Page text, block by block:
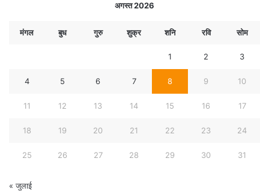
अगस्त 2026
मंगल बुध गुरु शुक्र शनि रवि सोम
1 2 3
4 5 6 7 8 9 10
11 12 13 14 15 16 17
18 19 20 21 22 23 24
25 26 27 28 29 30 31
« जुलाई